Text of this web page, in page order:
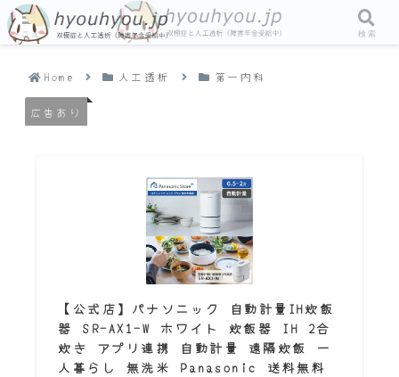
Home 人工透析 第一内科
広告あり
【公式店】パナソニック 自動計量IH炊飯
器 SR-AX1-W ホワイト 炊飯器 IH 2合
炊き アプリ連携 自動計量 遠隔炊飯 一
人暮らし 無洗米 Panasonic 送料無料
メニュー 検索